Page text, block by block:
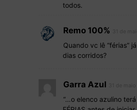
todos.
Remo 100%
Quando vc lê “férias”
dias corridos?
Garra Azul
“…o elenco azulino terá